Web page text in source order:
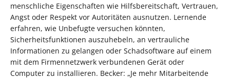
menschliche Eigenschaften wie Hilfsbereitschaft, Vertrauen,
Angst oder Respekt vor Autoritäten ausnutzen. Lernende
erfahren, wie Unbefugte versuchen könnten,
Sicherheitsfunktionen auszuhebeln, an vertrauliche
Informationen zu gelangen oder Schadsoftware auf einem
mit dem Firmennetzwerk verbundenen Gerät oder
Computer zu installieren. Becker: „Je mehr Mitarbeitende